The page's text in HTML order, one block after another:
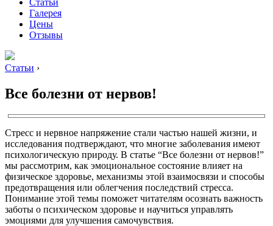
Статьи
Галерея
Цены
Отзывы
Статьи ›
Все болезни от нервов!
Стресс и нервное напряжение стали частью нашей жизни, и
исследования подтверждают, что многие заболевания имеют
психологическую природу. В статье “Все болезни от нервов!”
мы рассмотрим, как эмоциональное состояние влияет на
физическое здоровье, механизмы этой взаимосвязи и способы
предотвращения или облегчения последствий стресса.
Понимание этой темы поможет читателям осознать важность
заботы о психическом здоровье и научиться управлять
эмоциями для улучшения самочувствия.